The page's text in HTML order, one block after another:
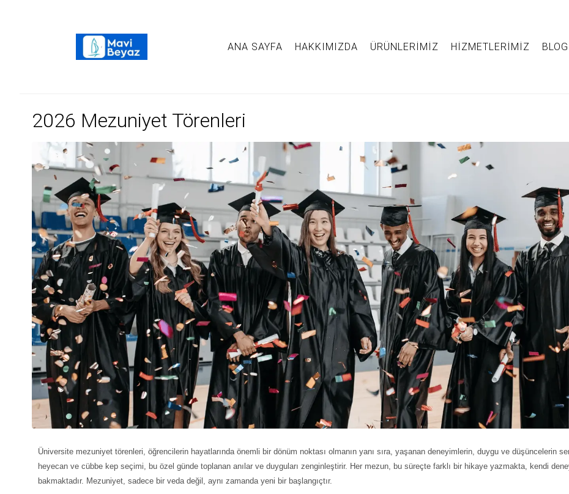
ANA SAYFA HAKKIMIZDA ÜRÜNLERIMIZ HIZMETLERIMIZ BLOG
2026 Mezuniyet Törenleri
Üniversite mezuniyet törenleri, öğrencilerin hayatlarında önemli bir dönüm noktası olmanın yanı sıra, yaşanan deneyimlerin, duygu ve düşüncelerin
heyecan ve cübbe kep seçimi, bu özel günde toplanan anılar ve duyguları zenginleştirir. Her mezun, bu süreçte farklı bir hikaye yazmakta, kendi
bakmaktadır. Mezuniyet, sadece bir veda değil, aynı zamanda yeni bir başlangıçtır.